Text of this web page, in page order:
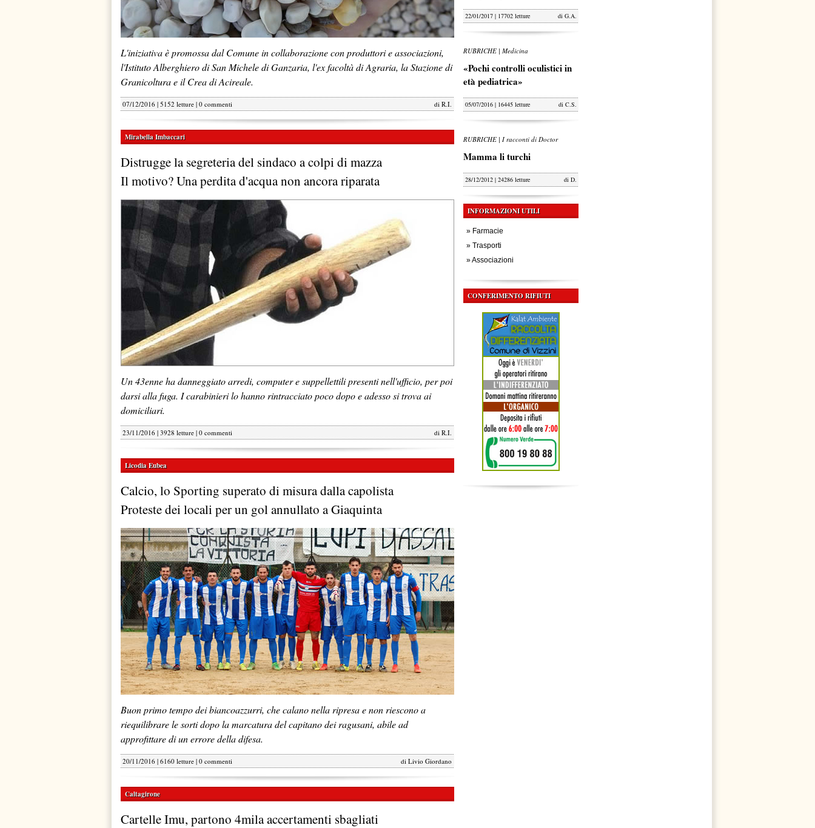
L'iniziativa è promossa dal Comune in collaborazione con produttori e associazioni,
l'Istituto Alberghiero di San Michele di Ganzaria, l'ex facoltà di Agraria, la Stazione di
Granicoltura e il Crea di Acireale.
07/12/2016 | 5152 letture | 0 commenti di R.I.
Mirabella Imbaccari
Distrugge la segreteria del sindaco a colpi di mazza
Il motivo? Una perdita d'acqua non ancora riparata
Un 43enne ha danneggiato arredi, computer e suppellettili presenti nell'ufficio, per poi
darsi alla fuga. I carabinieri lo hanno rintracciato poco dopo e adesso si trova ai
domiciliari.
23/11/2016 | 3928 letture | 0 commenti di R.I.
Licodia Eubea
Calcio, lo Sporting superato di misura dalla capolista
Proteste dei locali per un gol annullato a Giaquinta
Buon primo tempo dei biancoazzurri, che calano nella ripresa e non riescono a
riequilibrare le sorti dopo la marcatura del capitano dei ragusani, abile ad
approfittare di un errore della difesa.
20/11/2016 | 6160 letture | 0 commenti di Livio Giordano
Caltagirone
Cartelle Imu, partono 4mila accertamenti sbagliati
22/01/2017 | 17702 letture di G.A.
RUBRICHE | Medicina
«Pochi controlli oculistici in
età pediatrica»
05/07/2016 | 16445 letture di C.S.
RUBRICHE | I racconti di Doctor
Mamma li turchi
28/12/2012 | 24286 letture di D.
INFORMAZIONI UTILI
» Farmacie
» Trasporti
»Associazioni
CONFERIMENTO RIFIUTI